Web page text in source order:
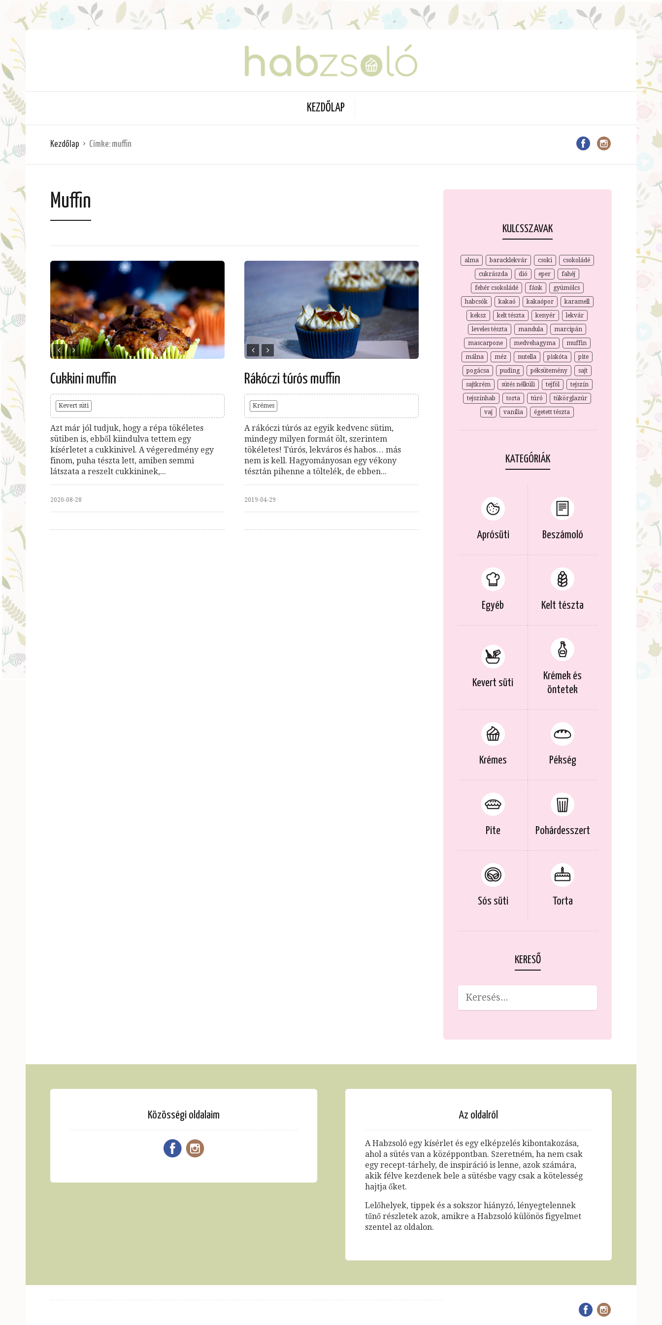
KEZDŐLAP
Kezdőlap Címke: muffin
Muffin
Cukkini muffin
Kevert süti
Azt már jól tudjuk, hogy a répa tökéletes
sütiben is, ebből kiindulva tettem egy
kísérletet a cukkinivel. A végeredmény egy
finom, puha tészta lett, amiben semmi
látszata a reszelt cukkininek,...
2020-08-28
Rákóczi túrós muffin
Krémes
A rákóczi túrós az egyik kedvenc sütim,
mindegy milyen formát ölt, szerintem
tökéletes! Túrós, lekváros és habos… más
nem is kell. Hagyományosan egy vékony
tésztán pihenne a töltelék, de ebben...
2019-04-29
KULCSSZAVAK
alma baracklekvár csoki
csokoládé
cukrászda
dió eper
fahéj
fehér csokoládé
fánk
gyümölcs
habcsók
kakaó kakaópor
karamell
keksz
kelt tészta kenyér
lekvár
leveles tészta
mandula
marcipán
mascarpone
medvehagyma
muffin
málna
méz nutella piskóta
pite
pogácsa
puding péksütemény
sajt
sajtkrém
sütés nélküli tejföl
tejszín
tejszínhab
torta túró
tükörglazúr
vaj
vanília égetett tészta
KATEGÓRIÁK
Aprósüti Beszámoló
Egyéb Kelt tészta
Kevert süti
Krémek és
öntetek
Krémes Pékség
Pite Pohárdesszert
Sós süti Torta
KERESŐ
Közösségi oldalaim Az oldalról
A Habzsoló egy kísérlet és egy elképzelés kibontakozása,
ahol a sütés van a középpontban. Szeretném, ha nem csak
egy recept-tárhely, de inspiráció is lenne, azok számára,
akik félve kezdenek bele a sütésbe vagy csak a kötelesség
hajtja őket.
Lelőhelyek, tippek és a sokszor hiányzó, lényegtelennek
tűnő részletek azok, amikre a Habzsoló különös figyelmet
szentel az oldalon.